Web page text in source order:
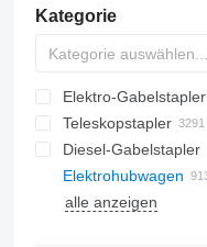
Kategorie
Elektro-Gabelstapler
Teleskopstapler
Diesel-Gabelstapler
Elektrohubwagen
alle anzeigen